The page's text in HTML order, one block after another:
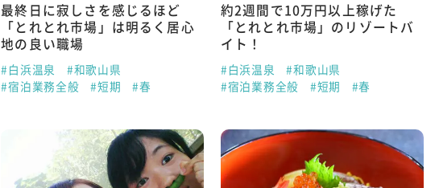
最終日に寂しさを感じるほど
「とれとれ市場」は明るく居心
地の良い職場
#白浜温泉
#和歌山県
#宿泊業務全般
#短期 #春
約2週間で10万円以上稼げた
「とれとれ市場」のリゾートバ
イト！
#白浜温泉
#和歌山県
#宿泊業務全般
#短期 #春